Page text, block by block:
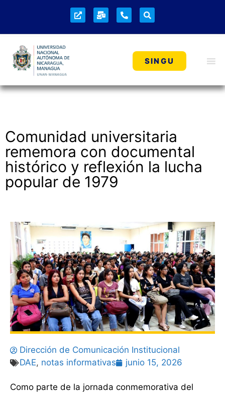
SINGU
NOTICIAS
Comunidad universitaria
rememora con documental
histórico y reflexión la lucha
popular de 1979
Dirección de Comunicación Institucional
DAE, notas informativas junio 15, 2026
Como parte de la jornada conmemorativa del